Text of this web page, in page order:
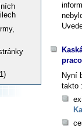
Nyní
takto :